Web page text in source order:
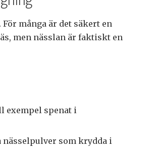
många är det säkert en
men nässlan är faktiskt en
exempel spenat i
som krydda i